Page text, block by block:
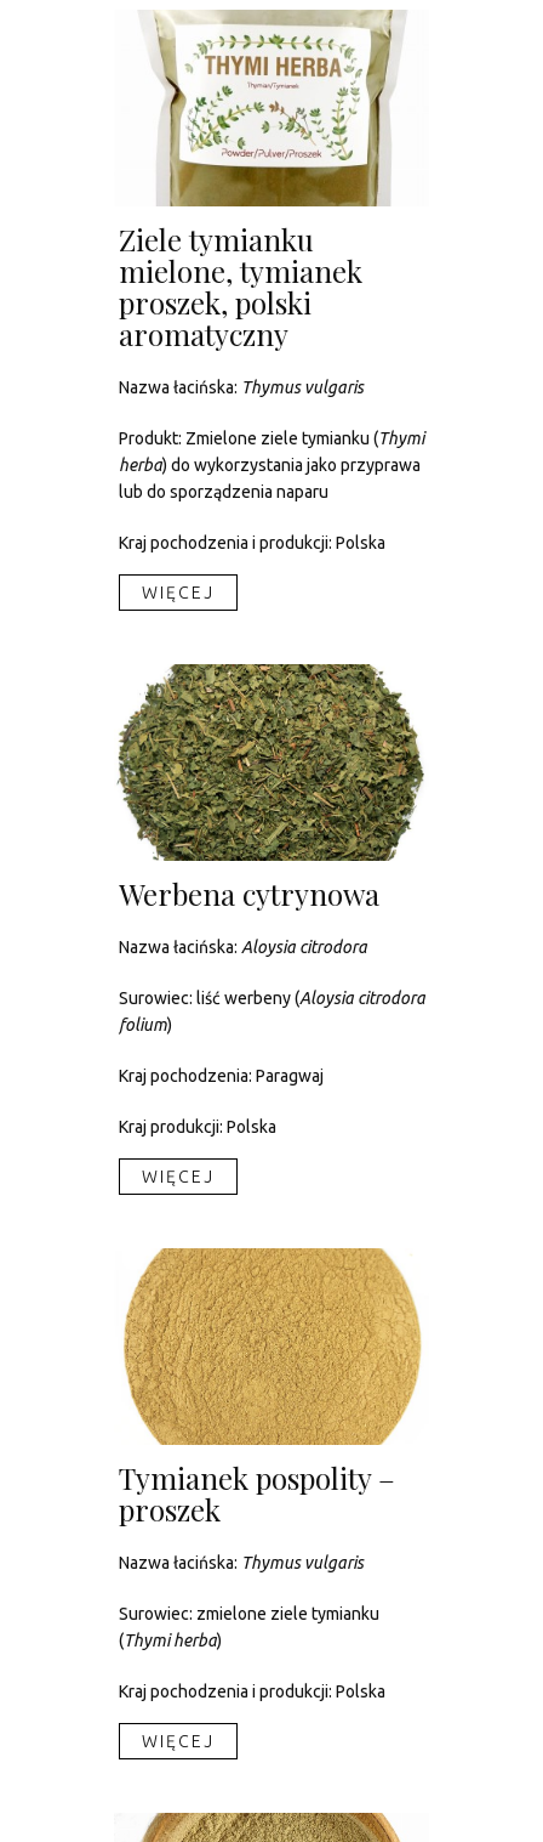
Ziele tymianku
mielone, tymianek
proszek, polski
aromatyczny
Nazwa łacińska: Thymus vulgaris
Produkt: Zmielone ziele tymianku (Thymi
herba) do wykorzystania jako przyprawa
lub do sporządzenia naparu
Kraj pochodzenia i produkcji: Polska
WIĘCEJ​
Werbena cytrynowa
Nazwa łacińska: Aloysia citrodora
Surowiec: liść werbeny (Aloysia citrodora
folium)
Kraj pochodzenia: Paragwaj
Kraj produkcji: Polska
WIĘCEJ​
Tymianek pospolity –
proszek
Nazwa łacińska: Thymus vulgaris
Surowiec: zmielone ziele tymianku
(Thymi herba)
Kraj pochodzenia i produkcji: Polska
WIĘCEJ​